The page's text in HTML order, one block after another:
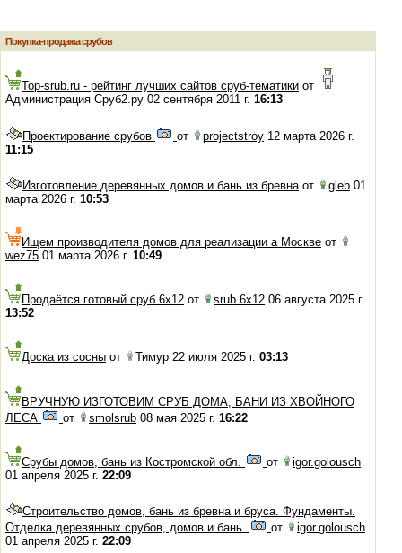
Покупка-продажа срубов
Top-srub.ru - рейтинг лучших сайтов сруб-тематики от
Администрация Сруб2.ру 02 сентября 2011 г. 16:13
Проектирование срубов от projectstroy 12 марта 2026 г.
11:15
Изготовление деревянных домов и бань из бревнаот gleb 01
марта 2026 г. 10:53
Ищем производителя домов для реализации а Москве от
wez75 01 марта 2026 г. 10:49
Продаётся готовый сруб 6х12 от srub 6x12 06 августа 2025 г.
13:52
Доска из сосны от Тимур 22 июля 2025 г. 03:13
ВРУЧНУЮ ИЗГОТОВИМ СРУБ ДОМА, БАНИ ИЗ ХВОЙНОГО
ЛЕСА
от smolsrub 08 мая 2025 г. 16:22
Срубы домов, бань из Костромской обл. от
igor.golousch
01 апреля 2025 г. 22:09
Строительство домов, бань из бревна и бруса. Фундаменты.
Отделка деревянных срубов, домов и бань.
от
igor.golousch
01 апреля 2025 г. 22:09